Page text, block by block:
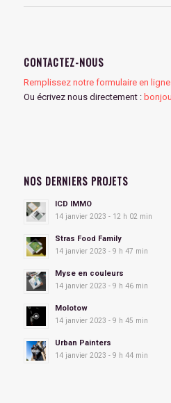
CONTACTEZ-NOUS
Remplissez notre formulaire en ligne
Ou écrivez nous directement :
NOS DERNIERS PROJETS
ICD IMMO
14 janvier 2023 - 12 h 02 min
Stras Food Family
14 janvier 2023 - 9 h 47 min
Myse en couleurs
14 janvier 2023 - 9 h 46 min
Molotow
14 janvier 2023 - 9 h 45 min
Urban Painters
14 janvier 2023 - 9 h 44 min